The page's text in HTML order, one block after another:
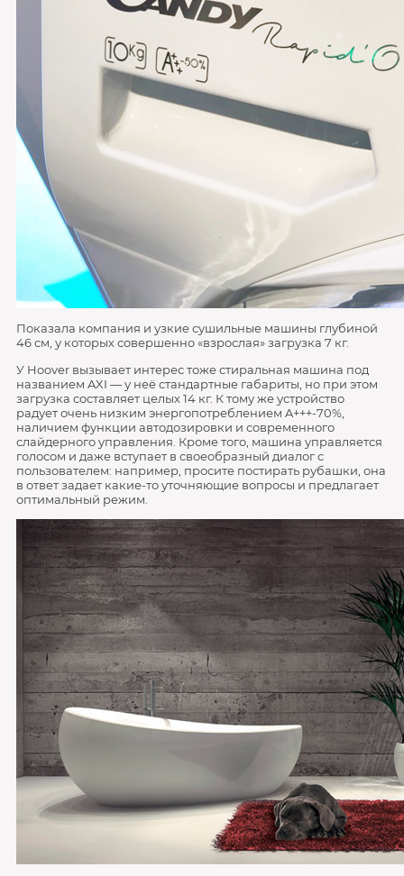
Показала компания и узкие сушильные машины глубиной
46 см, у которых совершенно «взрослая» загрузка 7 кг.
У Hoover вызывает интерес тоже стиральная машина под
названием AXI — у неё стандартные габариты, но при этом
загрузка составляет целых 14 кг. К тому же устройство
радует очень низким энергопотреблением A+++-70%,
наличием функции автодозировки и современного
слайдерного управления. Кроме того, машина управляется
голосом и даже вступает в своеобразный диалог с
пользователем: например, просите постирать рубашки, она
в ответ задает какие-то уточняющие вопросы и предлагает
оптимальный режим.